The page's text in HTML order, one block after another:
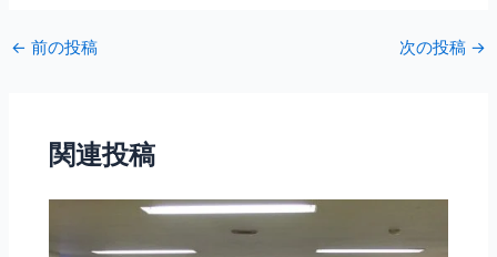
← 前の投稿 次の投稿 →
関連投稿